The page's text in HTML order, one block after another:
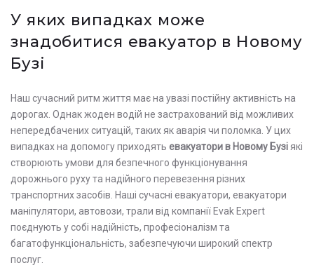
У яких випадках може
знадобитися евакуатор в Новому
Бузі
Наш сучасний ритм життя має на увазі постійну активність на
дорогах. Однак жоден водій не застрахований від можливих
непередбачених ситуацій, таких як аварія чи поломка. У цих
випадках на допомогу приходять евакуатори в Новому Бузі які
створюють умови для безпечного функціонування
дорожнього руху та надійного перевезення різних
транспортних засобів. Наші сучасні евакуатори, евакуатори
маніпулятори, автовози, трали від компанії Evak Expert
поєднують у собі надійність, професіоналізм та
багатофункціональність, забезпечуючи широкий спектр
послуг.